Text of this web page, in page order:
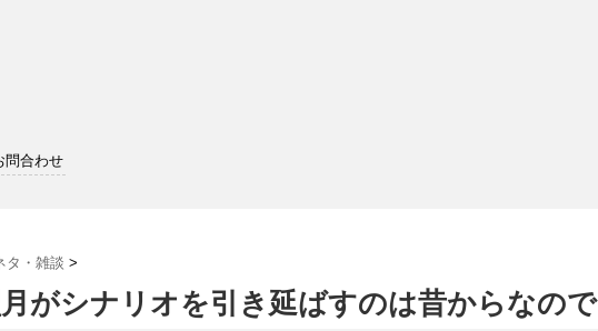
問合わせ
タ・雑談 >
月がシナリオを引き延ばすのは昔からなので